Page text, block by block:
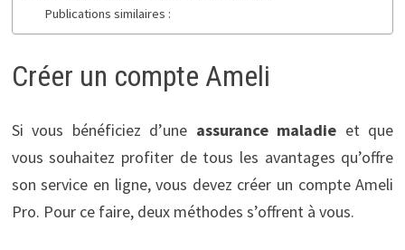
Publications similaires :
Créer un compte Ameli
Si vous bénéficiez d’une assurance maladie et que
vous souhaitez profiter de tous les avantages qu’offre
son service en ligne, vous devez créer un compte Ameli
Pro. Pour ce faire, deux méthodes s’offrent à vous.